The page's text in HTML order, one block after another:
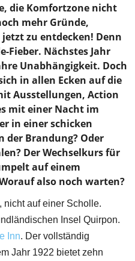
die Komfortzone nicht
mehr Gründe,
zu entdecken! Denn
Fieber. Nächstes Jahr
Unabhängigkeit. Doch
in allen Ecken auf die
Ausstellungen, Action
mit einer Nacht im
in einer schicken
der Brandung? Oder
Der Wechselkurs für
auf einem
also noch warten?
nicht auf einer Scholle.
Insel Quirpon.
Inn. Der vollständig
Jahr 1922 bietet zehn